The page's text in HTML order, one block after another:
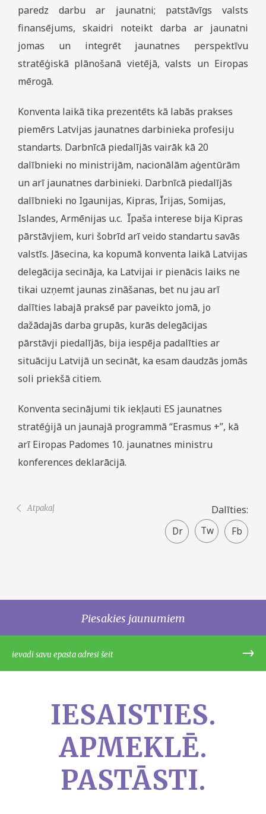
Dalīties:
Facebook
share
Twitter
paredz darbu ar jaunatni; patstāvīgs valsts
finansējums, skaidri noteikt darba ar jaunatni
jomas un integrēt jaunatnes perspektīvu
stratēģiskā plānošanā vietējā, valsts un Eiropas
mērogā.
Konventa laikā tika prezentēts kā labās prakses
piemērs Latvijas jaunatnes darbinieka profesiju
standarts. Darbnīcā piedalījās vairāk kā 20
dalībnieki no ministrijām, nacionālām aģentūrām
un arī jaunatnes darbinieki. Darbnīcā piedalījās
dalībnieki no Igaunijas, Kipras, Īrijas, Somijas,
Islandes, Armēnijas u.c. Īpaša interese bija Kipras
pārstāvjiem, kuri šobrīd arī veido standartu savās
valstīs. Jāsecina, ka kopumā konventa laikā Latvijas
delegācija secināja, ka Latvijai ir pienācis laiks ne
tikai uzņemt jaunas zināšanas, bet nu jau arī
dalīties labajā praksē par paveikto jomā, jo
dažādajās darba grupās, kurās delegācijas
pārstāvji piedalījās, bija iespēja padalīties ar
situāciju Latvijā un secināt, ka esam daudzās jomās
soli priekšā citiem.
Konventa secinājumi tik iekļauti ES jaunatnes
stratēģijā un jaunajā programmā “Erasmus +”, kā
arī Eiropas Padomes 10. jaunatnes ministru
konferences deklarācijā.
Atpakaļ
Piesakies jaunumiem
IESAISTIES.
APMEKLĒ.
PASTĀSTI.